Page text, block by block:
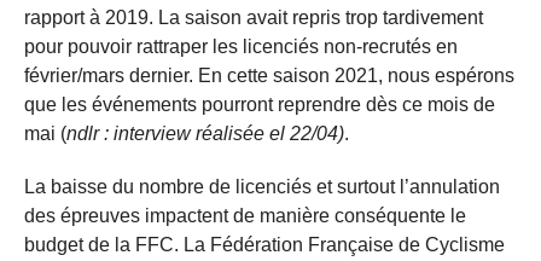
rapport à 2019. La saison avait repris trop tardivement
pour pouvoir rattraper les licenciés non-recrutés en
février/mars dernier. En cette saison 2021, nous espérons
que les événements pourront reprendre dès ce mois de
mai (ndlr : interview réalisée el 22/04).
La baisse du nombre de licenciés et surtout l’annulation
des épreuves impactent de manière conséquente le
budget de la FFC. La Fédération Française de Cyclisme